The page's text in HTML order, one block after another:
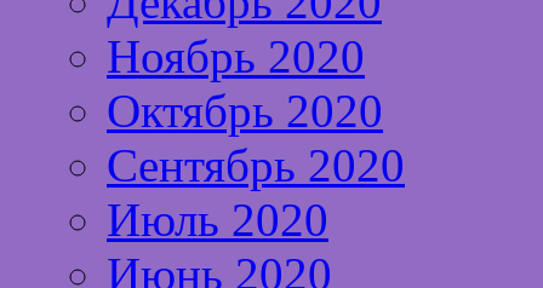
Ноябрь 2020
Октябрь 2020
Сентябрь 2020
Июль 2020
Июнь 2020